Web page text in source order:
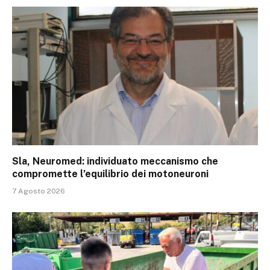
Sla, Neuromed: individuato meccanismo che
compromette l’equilibrio dei motoneuroni
7 Agosto 2026